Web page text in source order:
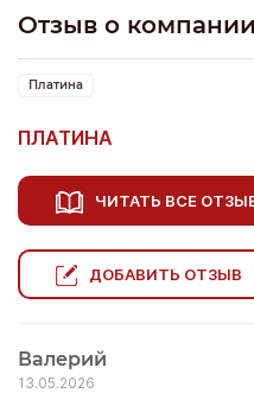
Отзыв о компании
Платина
ПЛАТИНА
ЧИТАТЬ ВСЕ
ДОБАВИТЬ ОТЗЫВ
Валерий
13.05.2026